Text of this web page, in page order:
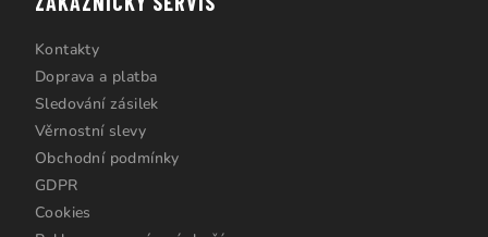
Kontakty
Doprava a platba
Sledování zásilek
Věrnostní slevy
Obchodní podmínky
GDPR
Cookies